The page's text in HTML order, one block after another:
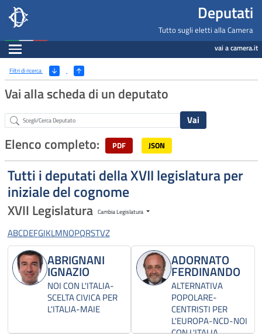
Deputati, Camera dei Deputati -
Salta al contenuto principale
Salta al menu di navigazione Deputati
Tutto sugli eletti alla Camera
Espandi vai a camera.it
Ricerca
Filtri di ricerca (Apri/Chiudi filtri)
Vai alla scheda di un deputato
Abstract
Elenco completo: PDF JSON
Tutti i deputati della XVII legislatura per
iniziale del cognome
XVII Legislatura Cambia Legislatura
ABCDEFGIKLMNOPQRSTVZ
ABRIGNANI
IGNAZIO
NOI CON L'ITALIA-
SCELTA CIVICA PER
L'ITALIA-MAIE
ADORNATO
FERDINANDO
ALTERNATIVA
POPOLARE-
CENTRISTI PER
L'EUROPA-NCD-NOI
Navigazione pagine di servizio
Fine pagina
Salta al contenuto principale
Salta al menu di navigazione
Vai a inizio pagina